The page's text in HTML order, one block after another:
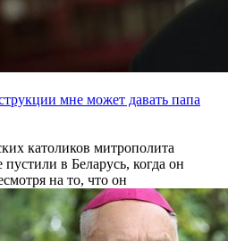
мне может давать папа
католиков митрополита
в Беларусь, когда он
на то, что он